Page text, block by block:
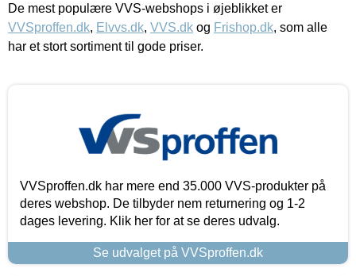
De mest populære VVS-webshops i øjeblikket er
VVSproffen.dk, Elvvs.dk, VVS.dk og Frishop.dk, som alle
har et stort sortiment til gode priser.
VVSproffen.dk har mere end 35.000 VVS-produkter på
deres webshop. De tilbyder nem returnering og 1-2
dages levering. Klik her for at se deres udvalg.
Se udvalget på VVSproffen.dk